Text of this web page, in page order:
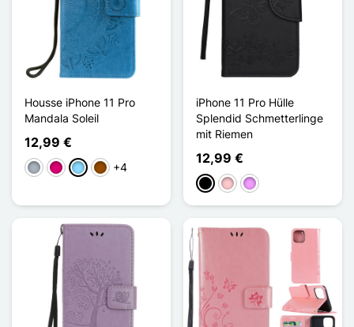
Housse iPhone 11 Pro
Mandala Soleil
12,99 €
GrauMagenta
HellblauBraun
+4
iPhone 11 Pro Hülle
Splendid Schmetterlinge
mit Riemen
12,99 €
Schwarz
PinkHellviolett